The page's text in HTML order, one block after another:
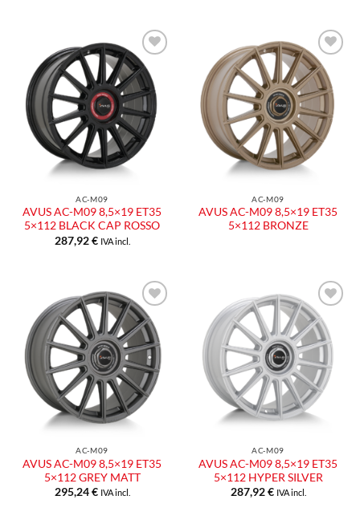
Aggiungi
alla lista
dei
desideri
AC-M09
AVUS AC-M09 8,5×19 ET35
5×112 BLACK CAP ROSSO
287,92€ IVA incl.
Aggiungi
alla lista
dei
desideri
AC-M09
AVUS AC-M09 8,5×19 ET35
5×112 BRONZE
Aggiungi
alla lista
dei
desideri
AC-M09
AVUS AC-M09 8,5×19 ET35
5×112 GREY MATT
295,24€ IVA incl.
Aggiungi
alla lista
dei
desideri
AC-M09
AVUS AC-M09 8,5×19 ET35
5×112 HYPER SILVER
287,92€ IVA incl.